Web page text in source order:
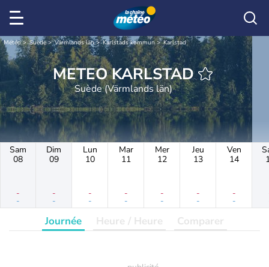
Météo Suède Värmlands län Karlstads kommun Karlstad
METEO KARLSTAD
Suède (Värmlands län)
Sam
08
-
-
Dim
09
-
-
Lun
10
-
-
Mar
11
-
-
Mer
12
-
-
Jeu
13
-
-
Ven
14
-
-
Journée Heure / Heure Comparer